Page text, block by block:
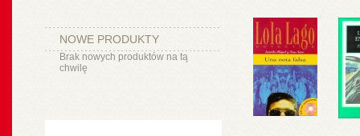
NOWE PRODUKTY
Brak nowych produktów na tą
chwilę